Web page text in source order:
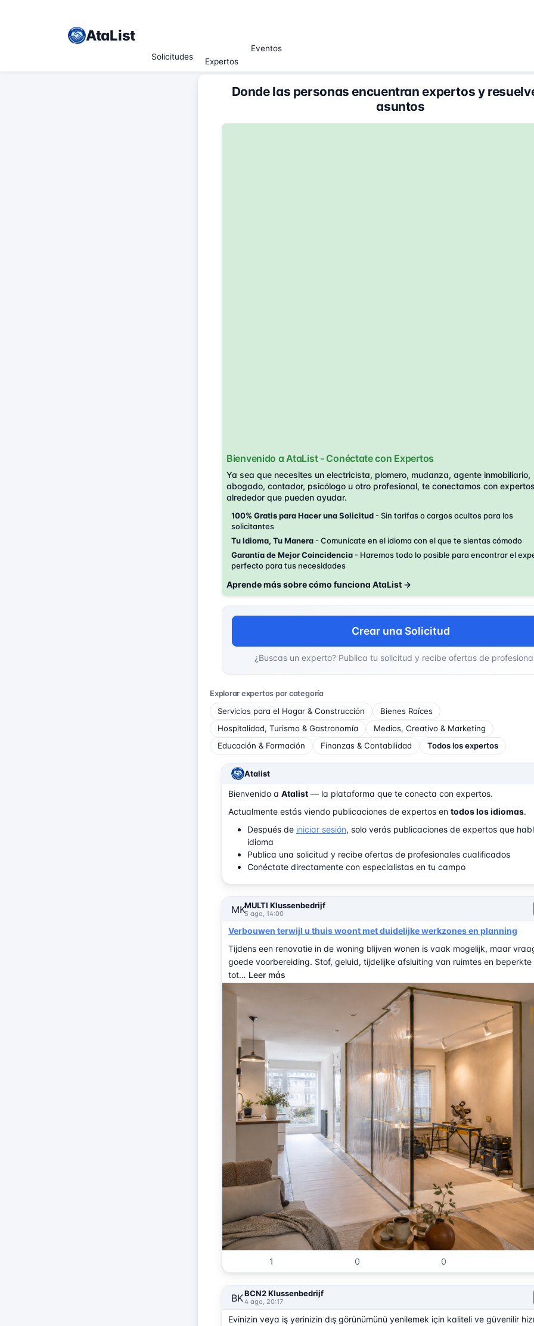
AtaList
Solicitudes Expertos
Eventos
Donde las personas encuentran expertos y
asuntos
Bienvenido a AtaList - Conéctate con Expertos
Ya sea que necesites un electricista, plomero, mudanza, agente inmobiliario,
abogado, contador, psicólogo u otro profesional, te conectamos con
alrededor que pueden ayudar.
100% Gratis para Hacer una Solicitud - Sin tarifas o cargos ocultos para los
solicitantes
Tu Idioma, Tu Manera - Comunícate en el idioma con el que te sientas cómodo
Garantía de Mejor Coincidencia - Haremos todo lo posible para encontrar el
perfecto para tus necesidades
Aprende más sobre cómo funciona AtaList →
Crear una Solicitud
¿Buscas un experto? Publica tu solicitud y recibe ofertas de
Explorar expertos por categoría
Servicios para el Hogar & Construcción
Bienes Raíces
Hospitalidad, Turismo & Gastronomía
Medios, Creativo & Marketing
Educación & Formación
Finanzas & Contabilidad Todos los expertos
Atalist
Bienvenido a Atalist — la plataforma que te conecta con expertos.
Actualmente estás viendo publicaciones de expertos en todos los idiomas.
Después de iniciar sesión, solo verás publicaciones de expertos que
idioma
Publica una solicitud y recibe ofertas de profesionales cualificados
Conéctate directamente con especialistas en tu campo
MKMULTI Klussenbedrijf
5 ago, 14:00
Verbouwen terwijl u thuis woont met duidelijke werkzones en planning
Tijdens een renovatie in de woning blijven wonen is vaak mogelijk, maar
goede voorbereiding. Stof, geluid, tijdelijke afsluiting van ruimtes en
tot… Leer más
1 0 0
BKBCN2 Klussenbedrijf
4 ago, 20:17
Evinizin veya iş yerinizin dış görünümünü yenilemek için kaliteli ve güvenilir